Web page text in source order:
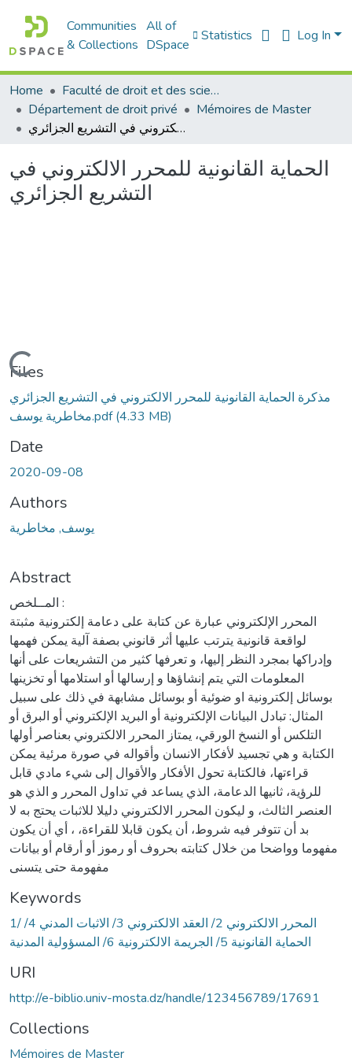
Communities
& Collections
All of
DSpace
Statistics Log In
Home
Faculté de droit et des sciences politiques
Département de droit privé
Mémoires de Master
الحماية القانونية للمحرر الالكتروني في التشريع الجزائري
الحماية القانونية للمحرر الالكتروني في
التشريع الجزائري
Loading...
Files
مذكرة الحماية القانونية للمحرر الالكتروني في التشريع الجزائري
مخاطرية يوسف.pdf(4.33 MB)
Date
2020-09-08
Authors
يوسف, مخاطرية
Abstract
المــلخص :
المحرر الإلكتروني عبارة عن كتابة على دعامة إلكترونية مثبتة
لواقعة قانونية يترتب عليها أثر قانوني بصفة آلية يمكن فهمها
وإدراكها بمجرد النظر إليها، و تعرفها كثير من التشريعات على أنها
المعلومات التي يتم إنشاؤها و إرسالها أو استلامها أو تخزينها
بوسائل إلكترونية او ضوئية أو بوسائل مشابهة في ذلك على سبيل
المثال: تبادل البيانات الإلكترونية أو البريد الإلكتروني أو البرق أو
التلكس أو النسخ الورقي، يمتاز المحرر الالكتروني بعناصر أولها
الكتابة و هي تجسيد لأفكار الانسان وأقواله في صورة مرئية يمكن
قراءتها، فالكتابة تحول الأفكار والأقوال إلى شيء مادي قابل
للرؤية، ثانيها الدعامة، الذي يساعد في تداول المحرر و الذي هو
العنصر الثالث، و ليكون المحرر الالكتروني دليلا للاثبات يحتج به لا
بد أن تتوفر فيه شروط، أن يكون قابلا للقراءة، ، أي أن يكون
مفهوما وواضحا من خلال كتابته بحروف أو رموز أو أرقام أو بيانات
مفهومة حتى يتسنى
Keywords
1/ المحرر الالكتروني 2/ العقد الالكتروني 3/ الاثبات المدني 4/
الحماية القانونية 5/ الجريمة الالكترونية 6/ المسؤولية المدنية
URI
http://e-biblio.univ-mosta.dz/handle/123456789/17691
Collections
Mémoires de Master